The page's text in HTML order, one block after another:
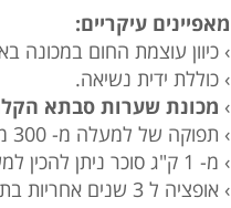
מאפיינים עיקריים:
› כיוון עוצמת החום במכונה
› כוללת ידית נשיאה.
› מכונת שערות סבתא
› תפוקה של למעלה מ- 300 מנות לשעה
› מ- 1 ק"ג סוכר ניתן להכין למעלה מ- 35 מנות של צמר גפן סוכר.
› אופציה ל 3 שנים אחריות בתוספת תשלום.